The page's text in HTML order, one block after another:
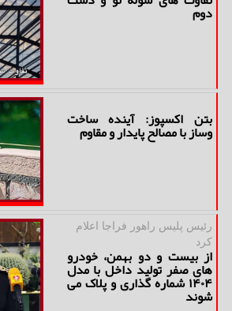
دوم
بتن اکسپوز: آینده ساخت
وساز با مصالح پایدار و مقاوم
رئیس پلیس راهور فراجا اعلام
كرد
از بیست و دو بهمن، خودرو
های صفر تولید داخل با مدل
۱۴۰۴ شماره گذاری و پلاک می
شوند